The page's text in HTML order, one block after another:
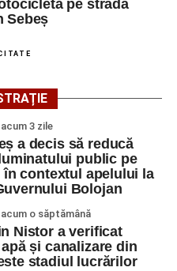
a suferit leziuni corporale
etilotest, rezultatul
pentru stabilirea tuturor
accidentul, în cadrul unui
săvârșirea infracțiunii de
pe strada
Sebeș
acum 3 zile
a decis să reducă
public pe
contextul apelului la
Bolojan
acum o săptămână
Nistor a verificat
și canalizare din
stadiul lucrărilor